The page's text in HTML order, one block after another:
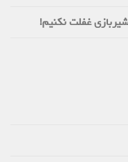
غفلت نکنیم!